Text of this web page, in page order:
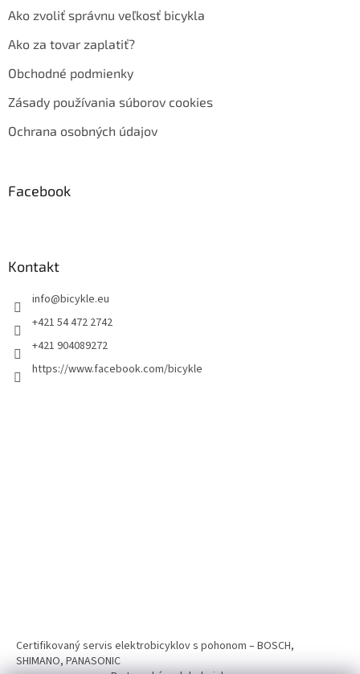
Ako zvoliť správnu veľkosť bicykla
Ako za tovar zaplatiť?
Obchodné podmienky
Zásady používania súborov cookies
Ochrana osobných údajov
Facebook
Kontakt
info@bicykle.eu
+421 54 472 2742
+421 904089272
https://www.facebook.com/bicykle
Certifikovaný servis elektrobicyklov s pohonom – BOSCH,
SHIMANO, PANASONIC